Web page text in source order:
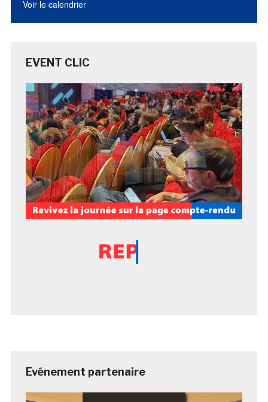
Voir le calendrier
EVENT CLIC
Evénement partenaire